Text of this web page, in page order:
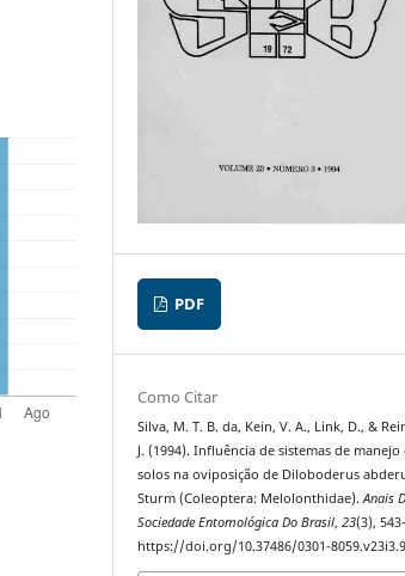
PDF
Como Citar
Silva, M. T. B. da, Kein, V. A., Link, D., &
J. (1994). Influência de sistemas de manejo
solos na oviposição de Diloboderus
Sturm (Coleoptera: Melolonthidae).Anais
Sociedade Entomológica Do Brasil,23(3),
https://doi.org/10.37486/0301-